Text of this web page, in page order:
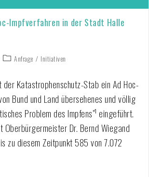
Impfverfahren in der Stadt Halle
Anfrage / Initiativen
der Katastrophenschutz-Stab ein Ad Hoc-
Bund und Land übersehenes und völlig
Problem des Impfens"¹ eingeführt.
Oberbürgermeister Dr. Bernd Wiegand
zu diesem Zeitpunkt 585 von 7.072